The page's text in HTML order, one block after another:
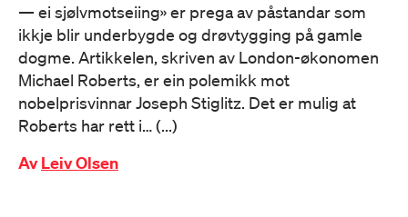
— ei sjølvmotseiing» er prega av påstandar som
ikkje blir underbygde og drøvtygging på gamle
dogme. Artikkelen, skriven av London-økonomen
Michael Roberts, er ein polemikk mot
nobelprisvinnar Joseph Stiglitz. Det er mulig at
Roberts har rett i… (...)
AvLeiv Olsen